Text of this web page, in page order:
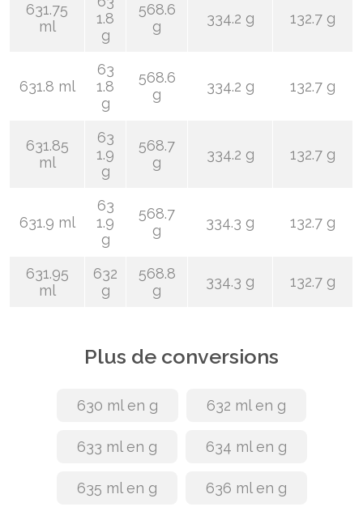
631.75
ml
1.8
g
568.6
g
334.2 g 132.7 g
631.8 ml
63
1.8
g
568.6
g
334.2 g 132.7 g
631.85
ml
63
1.9
g
568.7
g
334.2 g 132.7 g
631.9 ml
63
1.9
g
568.7
g
334.3 g 132.7 g
631.95
ml
632
g
568.8
g
334.3 g 132.7 g
Plus de conversions
630 ml en g 632 ml en g
633 ml en g 634 ml en g
635 ml en g 636 ml en g